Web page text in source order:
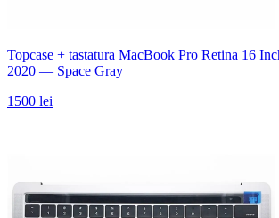
Topcase + tastatura MacBook Pro Retina 16
2020 — Space Gray
1500 lei